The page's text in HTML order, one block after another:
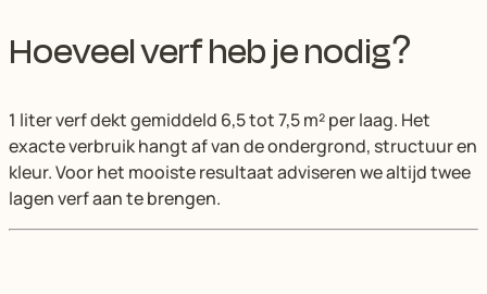
Hoeveel verf heb je nodig?
1 liter verf dekt gemiddeld 6,5 tot 7,5 m² per laag. Het
exacte verbruik hangt af van de ondergrond, structuur en
kleur. Voor het mooiste resultaat adviseren we altijd twee
lagen verf aan te brengen.